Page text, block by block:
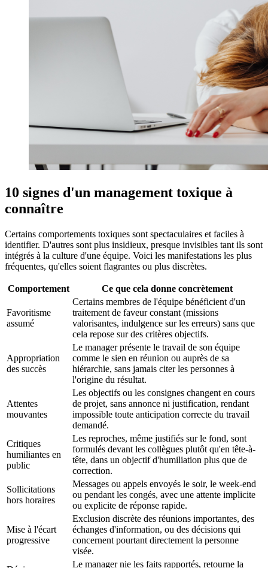
10 signes d'un management toxique à
connaître
Certains comportements toxiques sont spectaculaires et faciles à
identifier. D'autres sont plus insidieux, presque invisibles tant ils sont
intégrés à la culture d'une équipe. Voici les manifestations les plus
fréquentes, qu'elles soient flagrantes ou plus discrètes.
Comportement Ce que cela donne concrètement
Favoritisme
assumé
Certains membres de l'équipe bénéficient d'un
traitement de faveur constant (missions
valorisantes, indulgence sur les erreurs) sans que
cela repose sur des critères objectifs.
Appropriation
des succès
Le manager présente le travail de son équipe
comme le sien en réunion ou auprès de sa
hiérarchie, sans jamais citer les personnes à
l'origine du résultat.
Attentes
mouvantes
Les objectifs ou les consignes changent en cours
de projet, sans annonce ni justification, rendant
impossible toute anticipation correcte du travail
demandé.
Critiques
humiliantes en
public
Les reproches, même justifiés sur le fond, sont
formulés devant les collègues plutôt qu'en tête-à-
tête, dans un objectif d'humiliation plus que de
correction.
Sollicitations
hors horaires
Messages ou appels envoyés le soir, le week-end
ou pendant les congés, avec une attente implicite
ou explicite de réponse rapide.
Mise à l'écart
progressive
Exclusion discrète des réunions importantes, des
échanges d'information, ou des décisions qui
concernent pourtant directement la personne
visée.
Le manager nie les faits rapportés, retourne la